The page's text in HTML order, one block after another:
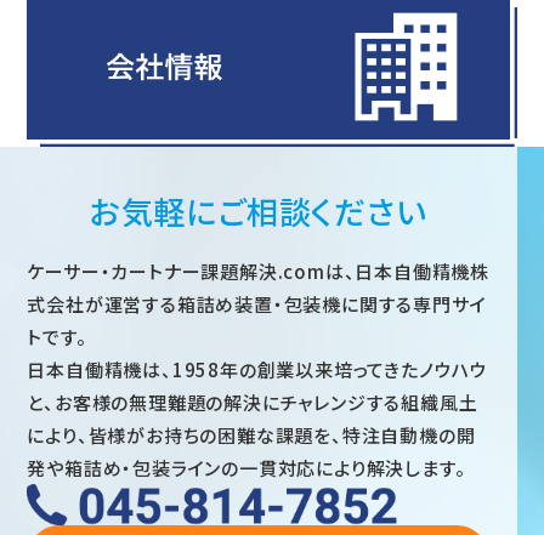
お気軽にご相談ください
ケーサー・カートナー課題解決.comは、日本自働精機株
式会社が運営する箱詰め装置・包装機に関する専門サイ
トです。
日本自働精機は、1958年の創業以来培ってきたノウハウ
と、お客様の無理難題の解決にチャレンジする組織風土
により、皆様がお持ちの困難な課題を、特注自動機の開
発や箱詰め・包装ラインの一貫対応により解決します。